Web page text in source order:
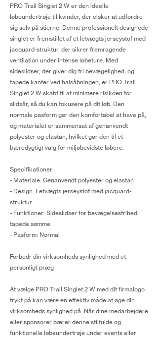
PRO Trail Singlet 2 W er den ideelle
løbeundertrøje til kvinder, der elsker at udfordre
sig selv på stierne. Denne professionelt designede
singlet er fremstillet af et letvægts jerseystof med
jacquard-struktur, der sikrer fremragende
ventilation under intense løbeture. Med
sideslidser, der giver dig fri bevægelighed, og
tapede kanter ved halsåbningen, er PRO Trail
Singlet 2 W skabt til at minimere risikoen for
slidsår, så du kan fokusere på dit løb. Den
normale pasform gør den komfortabel at have på,
og materialet er sammensat af genanvendt
polyester og elastan, hvilket gør den til et
bæredygtigt valg for miljøbevidste løbere.
Specifikationer:
- Materiale: Genanvendt polyester og elastan
- Design: Letvægts jerseystof med jacquard-
struktur
- Funktioner: Sideslidser for bevægelsesfrihed,
tapede sømme
- Pasform: Normal
Forbedr din virksomheds synlighed med et
personligt præg
At vælge PRO Trail Singlet 2 W med dit firmalogo
trykt på kan være en effektiv måde at øge din
virksomheds synlighed på. Når dine medarbejdere
eller sponsorer bærer denne stilfulde og
funktionelle løbeundertrøje under events eller